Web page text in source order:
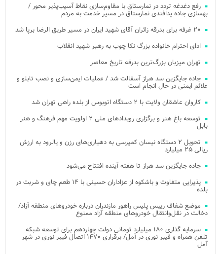
رفع دغدغه تردد در نمارستاق با مقاوم‌سازی نقاط آسیب‌پذیر محور /
بهسازی جاده پدافندی نمارستاق در مسیر خدمت به مردم
۲۰ غرفه برای بدرقه زائران آقای شهید ایران در مسیر طریق الرضا برپا شد
ادای احترام خانواده بزرگ نکا چوب به رهبر شهید انقلاب
تهران میزبان بزرگ‌ترین بدرقه تاریخ معاصر
جاده جایگزین سد هراز آسفالت شد / عملیات ایمن‌سازی و نصب تابلو و
علائم ایمنی در حال انجام است
کاروان عاشقان ولایت با ۲ دستگاه اتوبوس از بلده راهی تهران شد
توسعه باغ هنر و برگزاری رویدادهای ملی ۲ اولویت مهم فرهنگ و هنر
بابل
تحویل ۲ دستگاه نیسان کمپرسی به دهیاری‌های رزن و یالرود به ارزش
ریالی ۲۵ میلیارد
جاده جایگزین سد هراز تا هفته آینده افتتاح می‌شود
پذیرایی متفاوت و باشکوه از عزاداران حسینی با ۱۴ طعم چای و شربت در
بلده
موضع شفاف رییس پلیس راهور مازندران درباره خودروهای منطقه آزاد/
دخالت در نقل‌وانتقال خودروهای منطقه آزاد ممنوع
سرمایه گذاری ۱۸۰ میلیارد تومانی دولت چهاردهم برای توسعه شبکه
تلفن همراه و فیبر نوری در آمل/ برقراری ۱۴۷۰ اتصال فیبر نوری در شهر
آمل